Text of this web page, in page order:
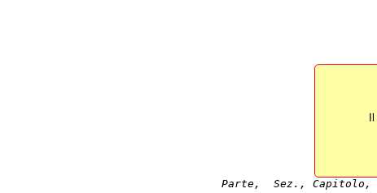
Parte,  Sez., Capitolo,